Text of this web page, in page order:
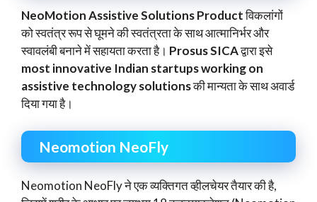
NeoMotion Assistive Solutions Productविकलांगों
को स्वतंत्र रूप से घूमने की स्वतंत्रता के साथ आत्मानिर्भर और
स्वावलंबी बनाने में सहायता करता है। Prosus SICAद्वारा इसे
most innovative Indian startups working on
assistive technology solutionsकी मान्यता के साथ अवार्ड
दिया गया है।
Neomotion NeoFly
Neomotion NeoFly ने एक व्यक्तिगत व्हीलचेयर तैयार की है,